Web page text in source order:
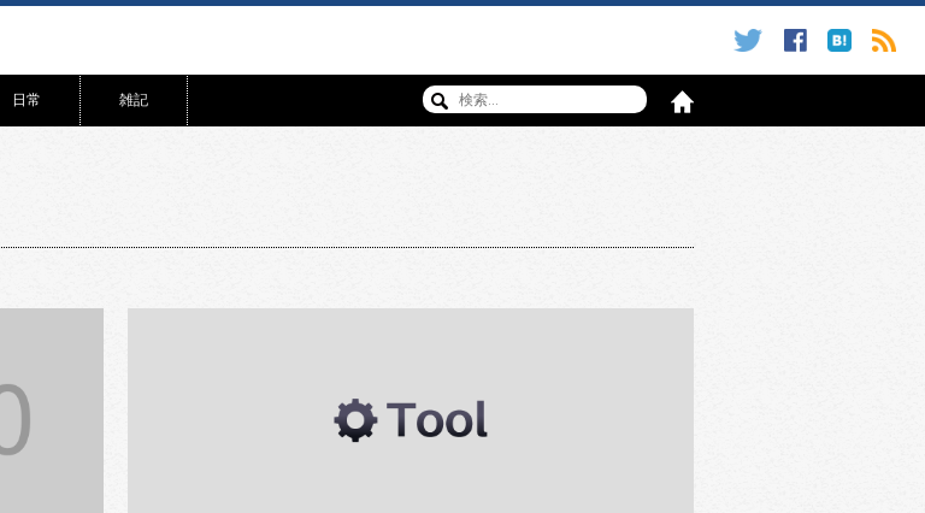
日常 雑記